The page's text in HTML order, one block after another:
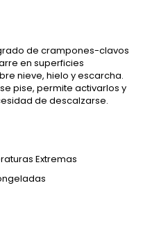
de crampones-clavos
en superficies
nieve, hielo y escarcha.
pise, permite activarlos y
de descalzarse.
Extremas